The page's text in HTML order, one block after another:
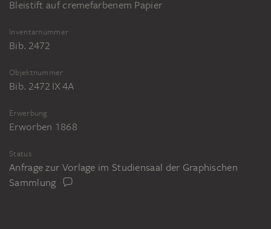
Bleistift auf cremefarbenem Papier
Inventarnummer
Bib. 2472
Objektnummer
Bib. 2472 IX 4A
Erwerbung
Erworben 1868
Status
Anfrage zur Vorlage im Studiensaal der Graphischen
Sammlung